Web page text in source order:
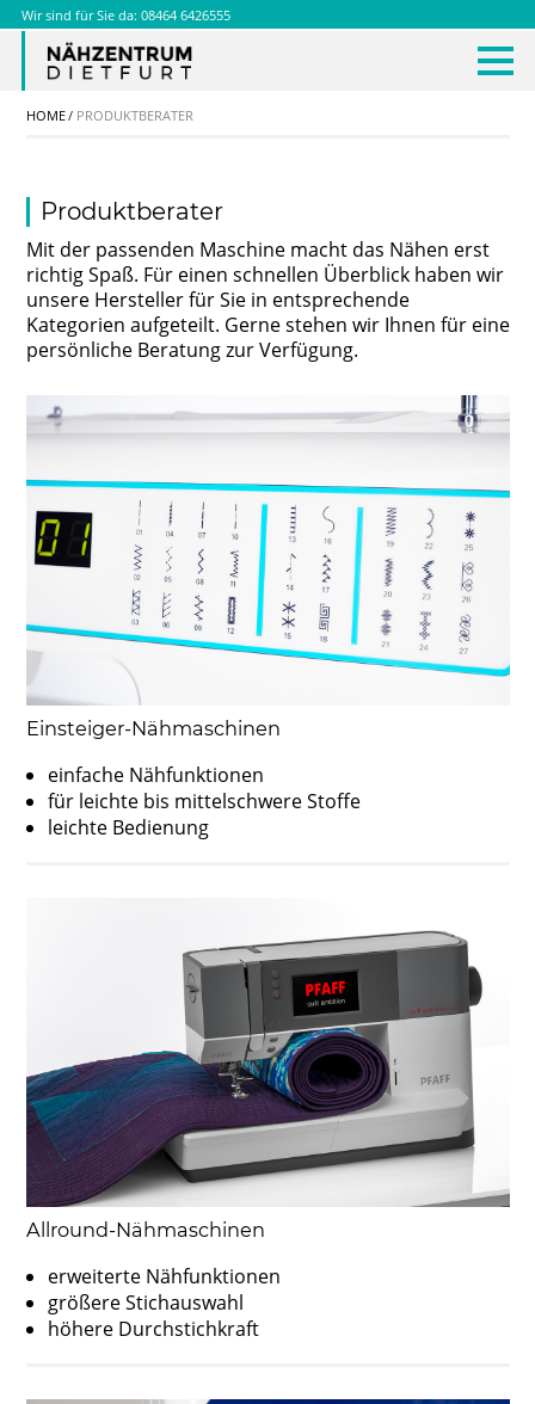
Wir sind für Sie da: 08464 6426555
KONTAKT
HOME PRODUKTBERATER
Produktberater
Mit der passenden Maschine macht das Nähen erst
richtig Spaß. Für einen schnellen Überblick haben wir
unsere Hersteller für Sie in entsprechende
Kategorien aufgeteilt. Gerne stehen wir Ihnen für eine
persönliche Beratung zur Verfügung.
Einsteiger-Nähmaschinen
einfache Nähfunktionen
für leichte bis mittelschwere Stoffe
leichte Bedienung
Allround-Nähmaschinen
erweiterte Nähfunktionen
größere Stichauswahl
höhere Durchstichkraft